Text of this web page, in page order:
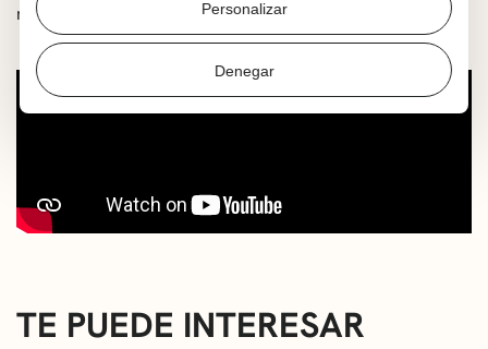
Personalizar
Denegar
más querríamos.
TE PUEDE INTERESAR